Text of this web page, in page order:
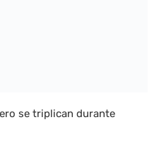
se triplican durante